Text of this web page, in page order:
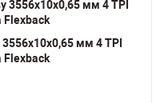
мм 4 TPI
Flexback